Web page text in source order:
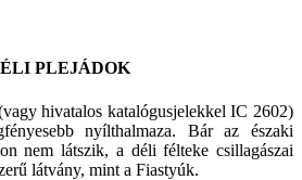
PLEJÁDOK
hivatalos katalógusjelekkel IC 2602)
nyílthalmaza. Bár az északi
nem látszik, a déli félteke csillagászai
látvány, mint a Fiastyúk.